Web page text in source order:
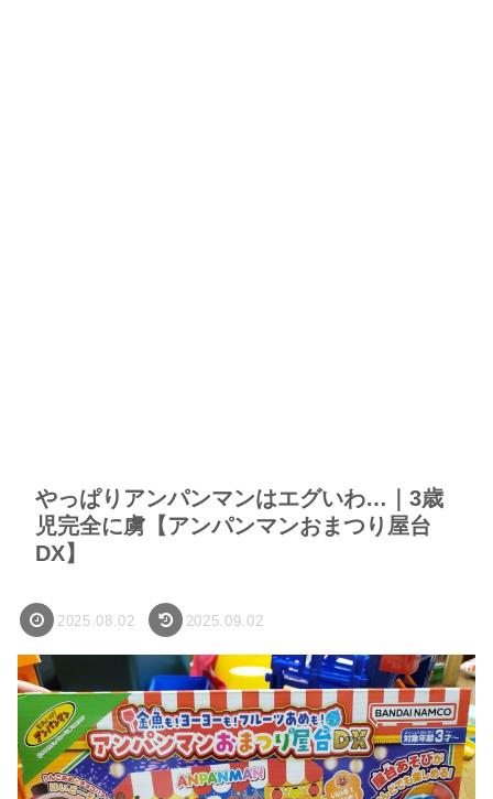
やっぱりアンパンマンはエグいわ…｜3歳
児完全に虜【アンパンマンおまつり屋台
DX】
2025.08.02 2025.09.02